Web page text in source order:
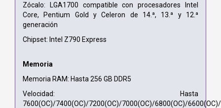
Zócalo: LGA1700 compatible con procesadores Intel
Core, Pentium Gold y Celeron de 14.ª, 13.ª y 12.ª
generación
Chipset: Intel Z790 Express
Memoria
Memoria RAM: Hasta 256 GB DDR5
Velocidad: Hasta
7600(OC)/7400(OC)/7200(OC)/7000(OC)/6800(OC)/